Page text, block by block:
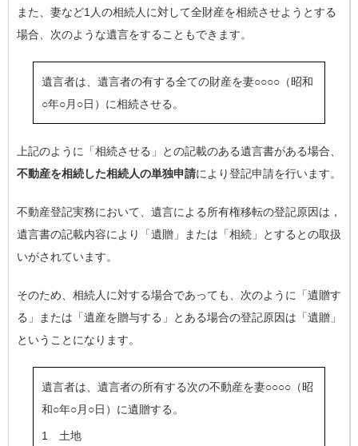
また、妻など1人の相続人に対して全財産を相続させようとする
場合、次のような遺言をすることもできます。
遺言者は、遺言者の有する全ての財産を妻○○○○（昭和
○年○月○日）に相続させる。
上記のように「相続させる」との記載のある遺言書がある場合、
不動産を相続した相続人の単独申請により登記申請を行います。
不動産登記実務において、遺言による所有権移転の登記原因は，
遺言書の記載内容により「遺贈」または「相続」とするとの取扱
いがされています。
そのため、相続人に対する場合であっても、次のように「遺贈す
る」または「遺産を贈与する」とある場合の登記原因は「遺贈」
ということになります。
遺言者は、遺言者の所有する次の不動産を妻○○○○（昭
和○年○月○日）に遺贈する。
1 土地